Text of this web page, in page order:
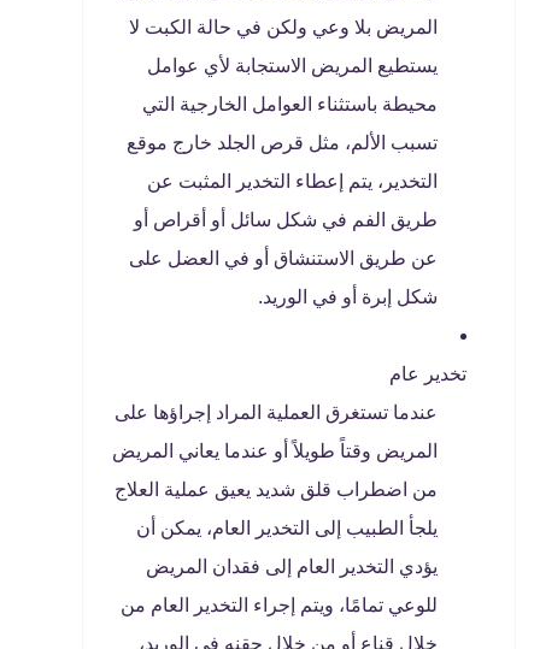
المريض بلا وعي ولكن في حالة الكبت لا
يستطيع المريض الاستجابة لأي عوامل
محيطة باستثناء العوامل الخارجية التي
تسبب الألم، مثل قرص الجلد خارج موقع
التخدير، يتم إعطاء التخدير المثبت عن
طريق الفم في شكل سائل أو أقراص أو
عن طريق الاستنشاق أو في العضل على
شكل إبرة أو في الوريد.
تخدير عام
عندما تستغرق العملية المراد إجراؤها على
المريض وقتاً طويلاً أو عندما يعاني المريض
من اضطراب قلق شديد يعيق عملية العلاج
يلجأ الطبيب إلى التخدير العام، يمكن أن
يؤدي التخدير العام إلى فقدان المريض
للوعي تمامًا، ويتم إجراء التخدير العام من
خلال قناع أو من خلال حقنه في الوريد،